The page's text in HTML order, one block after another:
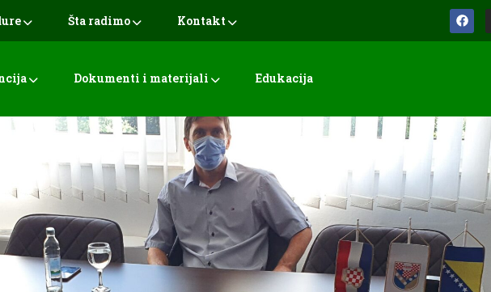
Šta radimo Kontakt
Dokumenti i materijali Edukacija